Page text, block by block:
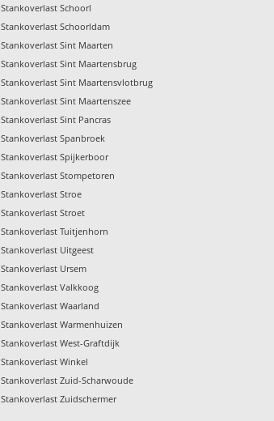
Stankoverlast Schoorl
Stankoverlast Schoorldam
Stankoverlast Sint Maarten
Stankoverlast Sint Maartensbrug
Stankoverlast Sint Maartensvlotbrug
Stankoverlast Sint Maartenszee
Stankoverlast Sint Pancras
Stankoverlast Spanbroek
Stankoverlast Spijkerboor
Stankoverlast Stompetoren
Stankoverlast Stroe
Stankoverlast Stroet
Stankoverlast Tuitjenhorn
Stankoverlast Uitgeest
Stankoverlast Ursem
Stankoverlast Valkkoog
Stankoverlast Waarland
Stankoverlast Warmenhuizen
Stankoverlast West-Graftdijk
Stankoverlast Winkel
Stankoverlast Zuid-Scharwoude
Stankoverlast Zuidschermer